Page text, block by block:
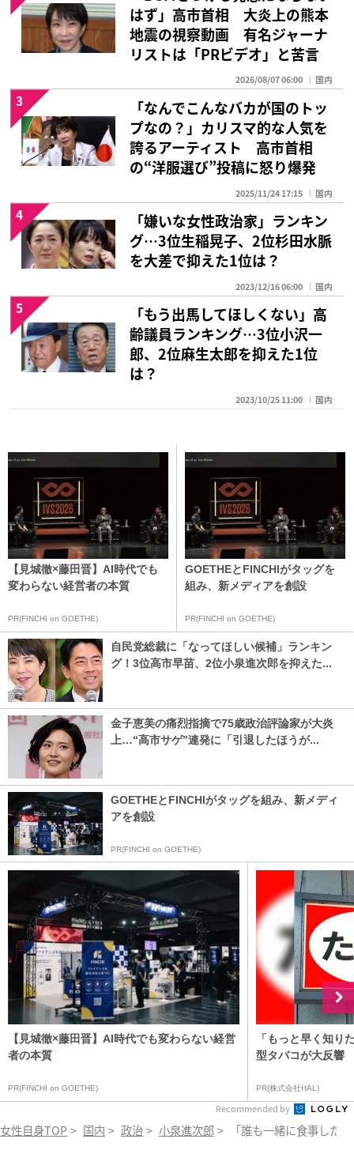
はず」高市首相 大炎上の熊本
地震の視察動画 有名ジャーナ
リストは「PRビデオ」と苦言
2026/08/07 06:00 国内
「なんでこんなバカが国のトッ
プなの？」カリスマ的な人気を
誇るアーティスト 高市首相
の“洋服選び”投稿に怒り爆発
2025/11/24 17:15 国内
3
「嫌いな女性政治家」ランキン
グ…3位生稲晃子、2位杉田水脈
を大差で抑えた1位は？
2023/12/16 06:00 国内
4
「もう出馬してほしくない」高
齢議員ランキング…3位小沢一
郎、2位麻生太郎を抑えた1位
は？
2023/10/25 11:00 国内
5
【見城徹×藤田晋】AI時代でも
変わらない経営者の本質
PR(FINCHI on GOETHE)
GOETHEとFINCHIがタッグを
組み、新メディアを創設
PR(FINCHI on GOETHE)
自民党総裁に「なってほしい候補」ランキン
グ！3位高市早苗、2位小泉進次郎を抑えた...
金子恵美の痛烈指摘で75歳政治評論家が大炎
上…“高市サゲ”連発に「引退したほうが...
GOETHEとFINCHIがタッグを組み、新メディ
アを創設
PR(FINCHI on GOETHE)
【見城徹×藤田晋】AI時代でも変わらない経営
者の本質
PR(FINCHI on GOETHE)
「もっと早く知
型タバコが大反響
PR(株式会社HAL)
Recommended by
女性自身TOP > 国内 > 政治 > 小泉進次郎 > 「誰も一緒に食事し